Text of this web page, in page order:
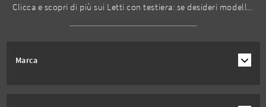
Marca
Clicca e scopri di più sui Letti con testiera: se desideri modelli matrimoniali design, il modello Zen testiera a terra Devina Nais fa per te.